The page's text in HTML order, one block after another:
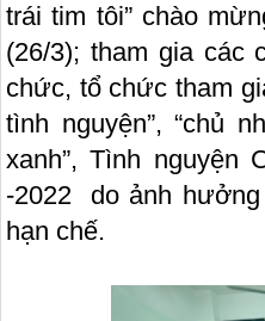
trái tim tôi” chào
(26/3); tham gia các
chức, tổ chức tham
tình nguyện”, “chủ
xanh”, Tình nguyện
-2022 do ảnh hưởng
hạn chế.